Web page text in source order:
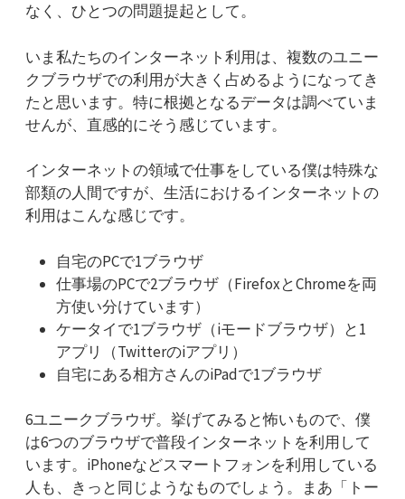
なく、ひとつの問題提起として。
いま私たちのインターネット利用は、複数のユニー
クブラウザでの利用が大きく占めるようになってき
たと思います。特に根拠となるデータは調べていま
せんが、直感的にそう感じています。
インターネットの領域で仕事をしている僕は特殊な
部類の人間ですが、生活におけるインターネットの
利用はこんな感じです。
自宅のPCで1ブラウザ
仕事場のPCで2ブラウザ（FirefoxとChromeを両
方使い分けています）
ケータイで1ブラウザ（iモードブラウザ）と1
アプリ（Twitterのiアプリ）
自宅にある相方さんのiPadで1ブラウザ
6ユニークブラウザ。挙げてみると怖いもので、僕
は6つのブラウザで普段インターネットを利用して
います。iPhoneなどスマートフォンを利用している
人も、きっと同じようなものでしょう。まあ「トー